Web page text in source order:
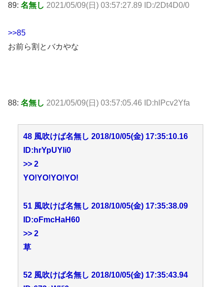
89: 名無し 2021/05/09(日) 03:57:27.89 ID:/2Dt4D0/0
>>85
お前ら割とバカやな
88: 名無し 2021/05/09(日) 03:57:05.46 ID:hlPcv2Yfa
48 風吹けば名無し 2018/10/05(金) 17:35:10.16
ID:hrYpUYli0
>> 2
YO!YO!YO!YO!
51 風吹けば名無し 2018/10/05(金) 17:35:38.09
ID:oFmcHaH60
>> 2
草
52 風吹けば名無し 2018/10/05(金) 17:35:43.94